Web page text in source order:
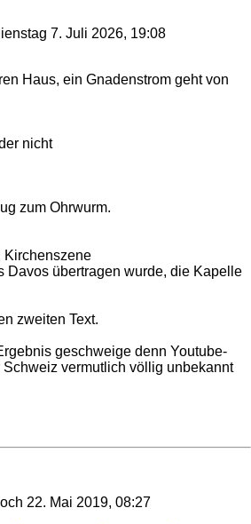
7. Juli 2026, 19:08
Haus, ein Gnadenstrom geht von
nicht
zum Ohrwurm.
Kirchenszene
Davos übertragen wurde, die Kapelle
zweiten Text.
geschweige denn Youtube-
vermutlich völlig unbekannt
22. Mai 2019, 08:27